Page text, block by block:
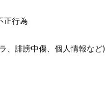
正行為
、誹謗中傷、個人情報など)